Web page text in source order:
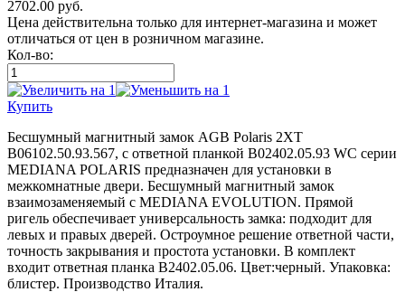
2702.00 руб.
Цена действительна только для интернет-магазина и может
отличаться от цен в розничном магазине.
Кол-во:
Купить
Бесшумный магнитный замок AGB Polaris 2XT
B06102.50.93.567, с ответной планкой B02402.05.93 WC серии
MEDIANA POLARIS предназначен для установки в
межкомнатные двери. Бесшумный магнитный замок
взаимозаменяемый с MEDIANA EVOLUTION. Прямой
ригель обеспечивает универсальность замка: подходит для
левых и правых дверей. Остроумное решение ответной части,
точность закрывания и простота установки. В комплект
входит ответная планка B2402.05.06. Цвет:черный. Упаковка:
блистер. Производство Италия.